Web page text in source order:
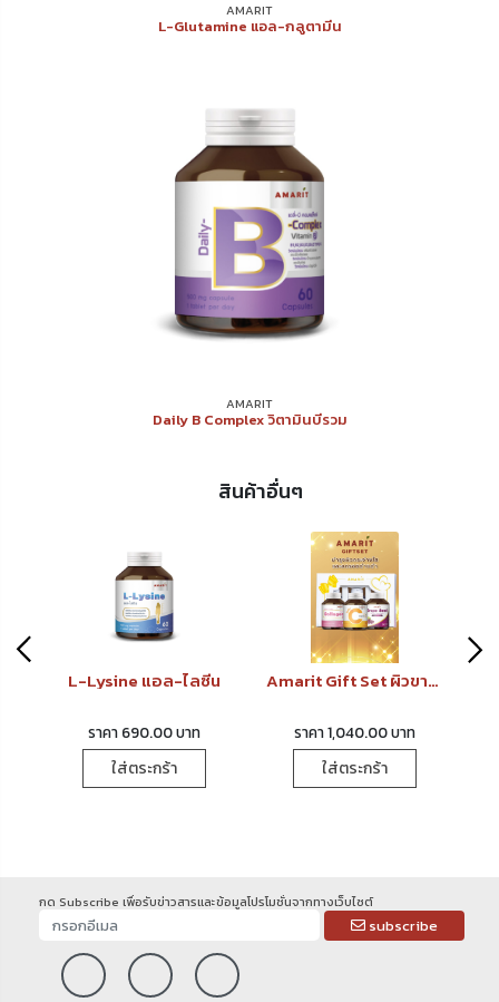
AMARIT
L-Glutamine แอล-กลูตามีน
AMARIT
Daily B Complex วิตามินบีรวม
สินค้าอื่นๆ
L-Lysine แอล-ไลซีน
ราคา 690.00 บาท
ใส่ตระกร้า
Amarit Gift Set ผิวขาว กระจ่างใส ลดรอยดำ
ราคา 1,040.00 บาท
ใส่ตระกร้า
กด Subscribe เพื่อรับข่าวสารและข้อมูลโปรโมชั่นจากทางเว็บไซต์
subscribe